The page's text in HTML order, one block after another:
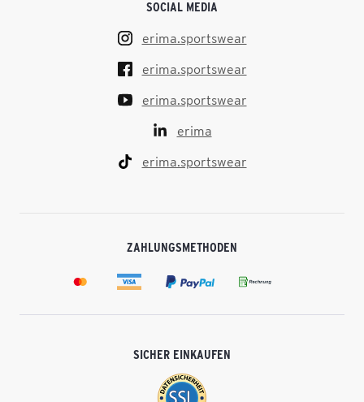
SOCIAL MEDIA
erima.sportswear
erima.sportswear
erima.sportswear
erima
erima.sportswear
ZAHLUNGSMETHODEN
SICHER EINKAUFEN